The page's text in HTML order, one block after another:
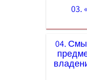
03.
04.